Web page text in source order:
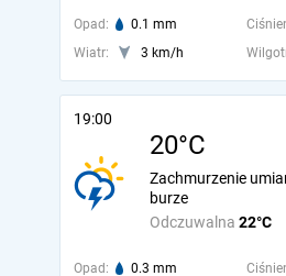
Opad: 0.1 mm
Wiatr:
3 km/h
19:00
20°C
Odczuwalna 22°C
Zachmurzenie
burze
Opad: 0.3 mm